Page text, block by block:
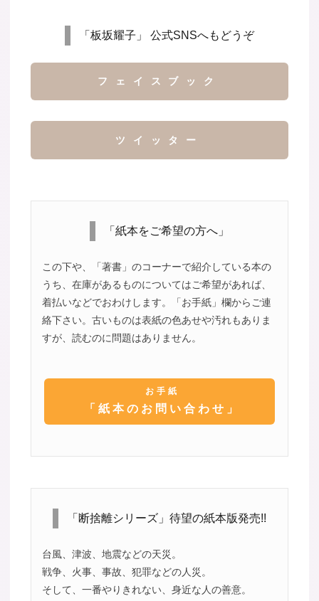
「板坂耀子」 公式SNSへもどうぞ
フェイスブック
ツイッター
「紙本をご希望の方へ」
この下や、「著書」のコーナーで紹介している本の
うち、在庫があるものについてはご希望があれば、
着払いなどでおわけします。「お手紙」欄からご連
絡下さい。古いものは表紙の色あせや汚れもありま
すが、読むのに問題はありません。
お手紙
「紙本のお問い合わせ」
「断捨離シリーズ」待望の紙本版発売!!
台風、津波、地震などの天災。
戦争、火事、事故、犯罪などの人災。
そして、一番やりきれない、身近な人の善意。